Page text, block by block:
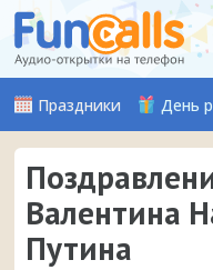
Праздники День
Валентина
Путина